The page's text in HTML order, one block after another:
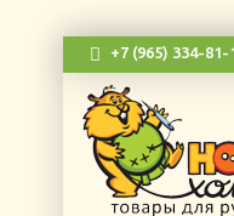
+7 (965) 334-